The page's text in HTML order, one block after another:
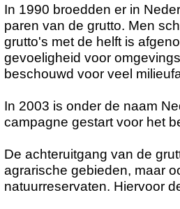
In 1990 broedden er in
paren van de grutto. Men
grutto's met de helft is
gevoeligheid voor
beschouwd voor veel
In 2003 is onder de naam
campagne gestart voor het
De achteruitgang van de
agrarische gebieden, maar
natuurreservaten. Hiervoor